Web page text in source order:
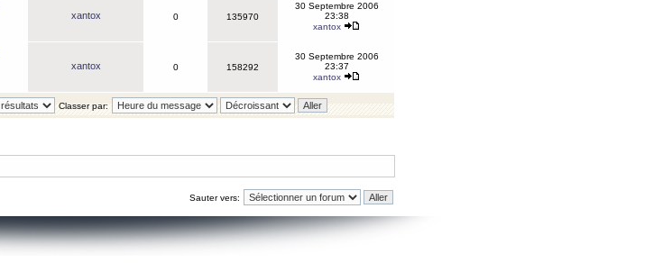
xantox 0 135970
30 Septembre 2006
23:38
xantox
xantox 0 158292
30 Septembre 2006
23:37
xantox
Classer par:
Sauter vers: